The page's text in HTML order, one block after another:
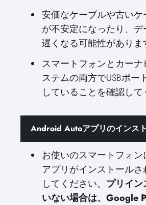
安価なケーブルや古い
が不安定になったり、
遅くなる可能性がありま
スマートフォンとカー
ステムの両方でUSBポー
していることを確認して
Android Autoアプリのインス
お使いのスマートフォン
アプリがインストール
してください。 プリイ
いない場合は、Google